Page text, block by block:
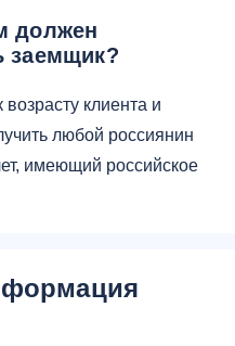
должен
заемщик?
клиента и
любой россиянин
имеющий российское